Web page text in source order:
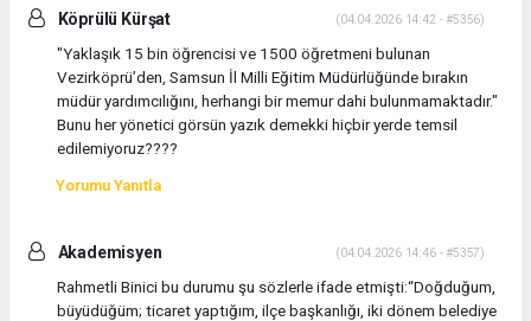
Köprülü Kürşat (04.04.2026 14:42 - #5356)
"Yaklaşık 15 bin öğrencisi ve 1500 öğretmeni bulunan
Vezirköprü’den, Samsun İl Milli Eğitim Müdürlüğünde bırakın
müdür yardımcılığını, herhangi bir memur dahi bulunmamaktadır."
Bunu her yönetici görsün yazık demekki hiçbir yerde temsil
edilemiyoruz????
Yorumu Yanıtla
Akademisyen (04.04.2026 14:46 - #5357)
Rahmetli Binici bu durumu şu sözlerle ifade etmişti:“Doğduğum,
büyüdüğüm; ticaret yaptığım, ilçe başkanlığı, iki dönem belediye